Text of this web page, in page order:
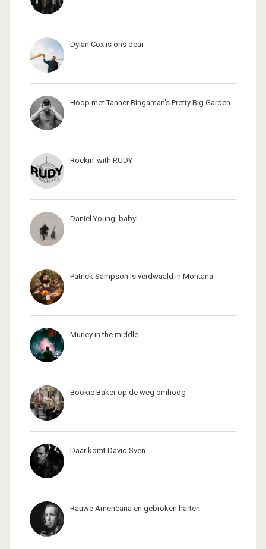
Dylan Cox is ons dear
Hoop met Tanner Bingaman's Pretty Big Garden
Rockin' with RUDY
Daniel Young, baby!
Patrick Sampson is verdwaald in Montana
Murley in the middle
Bookie Baker op de weg omhoog
Daar komt David Sven
Rauwe Americana en gebroken harten